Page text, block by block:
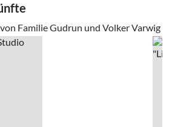
Familie Gudrun und Volker Varwig